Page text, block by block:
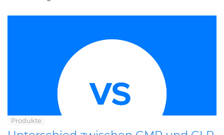
Produkte